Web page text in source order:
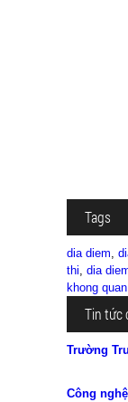
Tags
dia diem,
thi, dia
khong quan
Tin tức
Trường
Công